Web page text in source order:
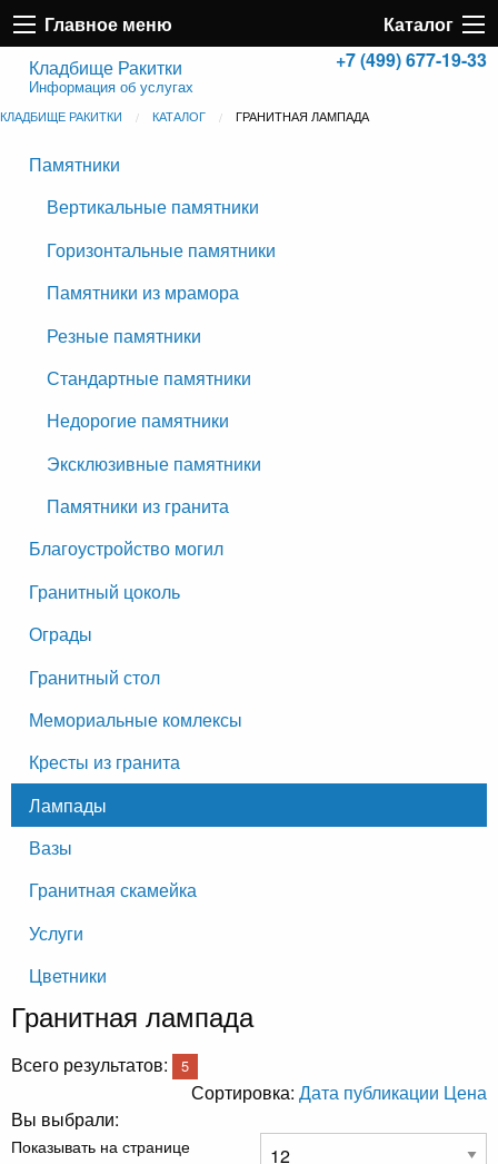
Главное меню
Каталог
Кладбище Ракитки
Информация об услугах
+7 (499) 677-19-33
КЛАДБИЩЕ РАКИТКИ КАТАЛОГ ГРАНИТНАЯ ЛАМПАДА
Памятники
Вертикальные памятники
Горизонтальные памятники
Памятники из мрамора
Резные памятники
Стандартные памятники
Недорогие памятники
Эксклюзивные памятники
Памятники из гранита
Благоустройство могил
Гранитный цоколь
Ограды
Гранитный стол
Мемориальные комлексы
Кресты из гранита
Лампады
Вазы
Гранитная скамейка
Услуги
Цветники
Гранитная лампада
Всего результатов: 5
Сортировка: Дата публикации Цена
Вы выбрали:
Показывать на странице